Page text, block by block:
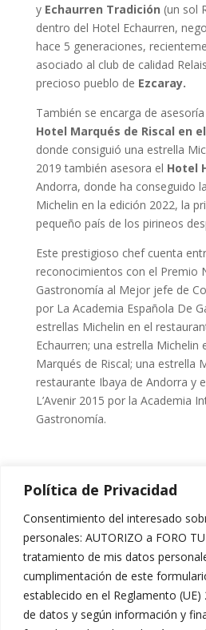
Política de Privacidad
Consentimiento del interesado
personales: AUTORIZO a FORO
tratamiento de mis datos
cumplimentación de este
establecido en el Reglamento
de datos y según información y
y Echaurren Tradición (un sol
dentro del Hotel Echaurren,
hace 5 generaciones,
asociado al club de calidad
precioso pueblo de Ezcaray.
También se encarga de
Hotel Marqués de Riscal en
donde consiguió una estrella
2019 también asesora el Hotel
Andorra, donde ha conseguido
Michelin en la edición 2022, la
pequeño país de los pirineos
Este prestigioso chef cuenta
reconocimientos con el Premio
Gastronomía al Mejor jefe de
por La Academia Española De
estrellas Michelin en el
Echaurren; una estrella Michelin
Marqués de Riscal; una estrella
restaurante Ibaya de Andorra y
L’Avenir 2015 por la Academia
Gastronomía.
[hover_box image=»https://
image_hover=»http://
cs/wp-
content/uploads/2014/12/
link=»http://www.8cadiz.es/»]